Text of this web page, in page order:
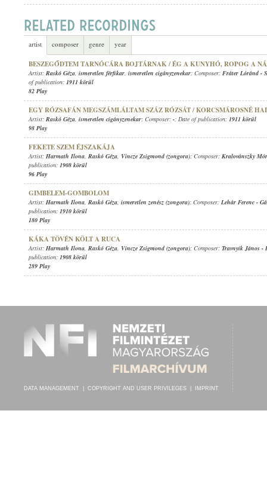
artist composer genre year
BESZEGŐDTEM TARNÓCÁRA BOJTÁRNAK / ÉG A KUNYHÓ, ROPOG A
Artist: Raskó Géza, ismeretlen férfikar, ismeretlen cigányzenekar; Composer: Fráter Lóránd -
of publication: 1911 körül
82 Play
EGY RÓZSAFÁN MEGSZÁMLÁLTAM SZÁZ RÓZSÁT / KORCSMÁROSNÉ
Artist: Raskó Géza, ismeretlen cigányzenekar; Composer: -; Date of publication: 1911 körül
98 Play
FEKETE SZEM ÉJSZAKÁJA
Artist: Harmath Ilona, Raskó Géza, Vincze Zsigmond (zongora); Composer: Kralovánszky Mór
publication: 1908 körül
96 Play
GIMBELEM-GOMBOLOM
Artist: Harmath Ilona, Raskó Géza, ismeretlen zenész (zongora); Composer: Lehár Ferenc -
publication: 1910 körül
180 Play
KÁKA TÖVÉN KÖLT A RUCA
Artist: Harmath Ilona, Raskó Géza, Vincze Zsigmond (zongora); Composer: Travnyik János -
publication: 1908 körül
289 Play
DATA MANAGEMENT COPYRIGHT AND USER PRIVILEGES IMPRINT